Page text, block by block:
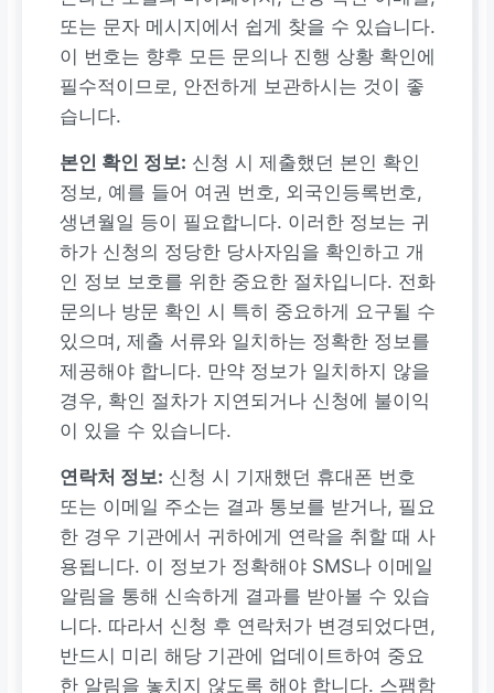
또는 문자 메시지에서 쉽게 찾을 수 있습니다.
이 번호는 향후 모든 문의나 진행 상황 확인에
필수적이므로, 안전하게 보관하시는 것이 좋
습니다.
본인 확인 정보: 신청 시 제출했던 본인 확인
정보, 예를 들어 여권 번호, 외국인등록번호,
생년월일 등이 필요합니다. 이러한 정보는 귀
하가 신청의 정당한 당사자임을 확인하고 개
인 정보 보호를 위한 중요한 절차입니다. 전화
문의나 방문 확인 시 특히 중요하게 요구될 수
있으며, 제출 서류와 일치하는 정확한 정보를
제공해야 합니다. 만약 정보가 일치하지 않을
경우, 확인 절차가 지연되거나 신청에 불이익
이 있을 수 있습니다.
연락처 정보: 신청 시 기재했던 휴대폰 번호
또는 이메일 주소는 결과 통보를 받거나, 필요
한 경우 기관에서 귀하에게 연락을 취할 때 사
용됩니다. 이 정보가 정확해야 SMS나 이메일
알림을 통해 신속하게 결과를 받아볼 수 있습
니다. 따라서 신청 후 연락처가 변경되었다면,
반드시 미리 해당 기관에 업데이트하여 중요
한 알림을 놓치지 않도록 해야 합니다. 스팸함